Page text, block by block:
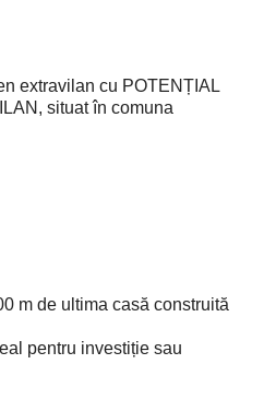
extravilan cu POTENȚIAL
situat în comuna
m de ultima casă construită
pentru investiție sau